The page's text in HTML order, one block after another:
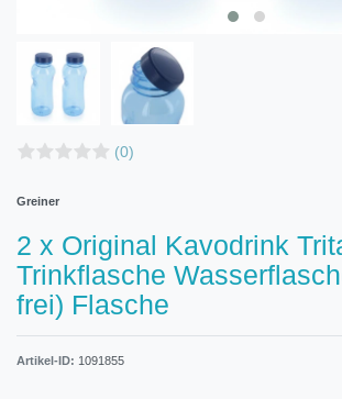
(0)
Greiner
2 x Original Kavodrink
Trinkflasche
frei) Flasche
Artikel-ID: 1091855